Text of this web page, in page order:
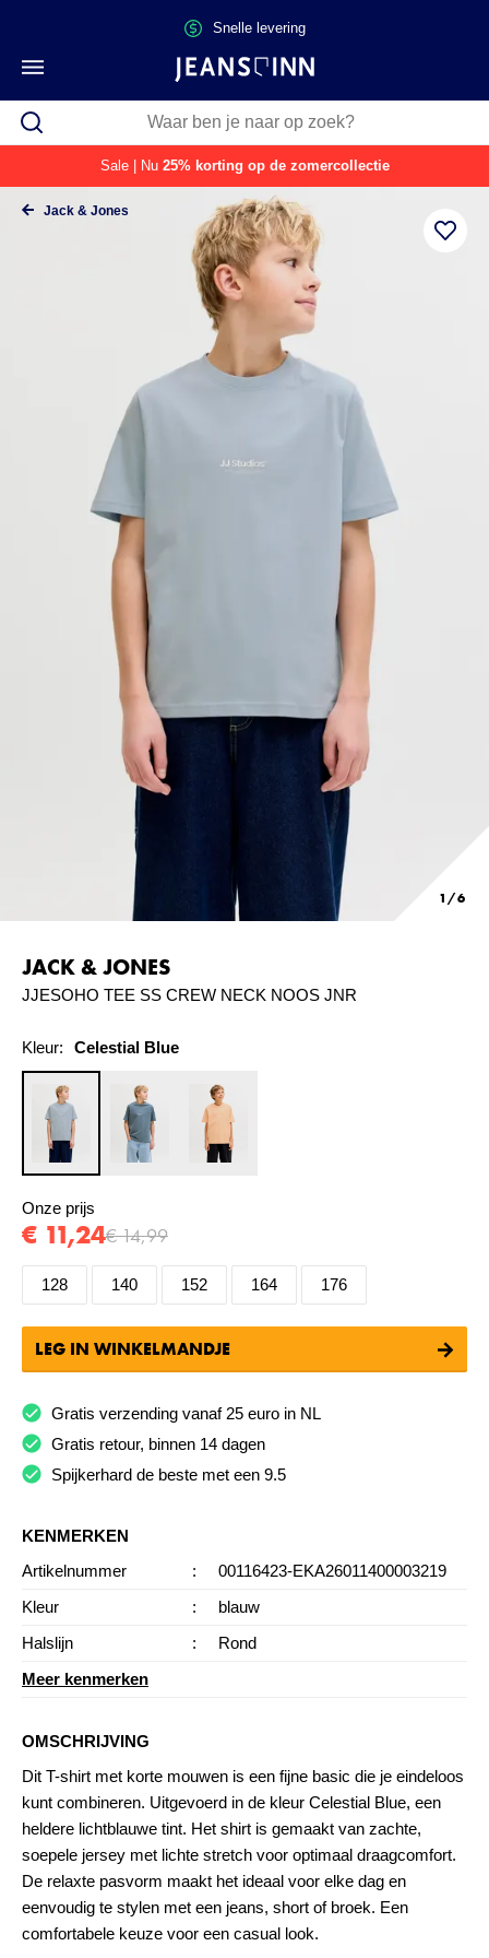
Snelle levering
Sale | Nu 25% korting op de zomercollectie
Jack & Jones
JACK & JONES
JJESOHO TEE SS CREW NECK NOOS JNR
Kleur: Celestial Blue
Onze prijs
€ 11,24€ 14,99
128 140 152 164 176
LEG IN WINKELMANDJE
Gratis verzending vanaf 25 euro in NL
Gratis retour, binnen 14 dagen
Spijkerhard de beste met een 9.5
KENMERKEN
Artikelnummer
:
00116423-EKA26011400003219
Kleur
:
blauw
Halslijn
:
Rond
Meer kenmerken
OMSCHRIJVING
Dit T-shirt met korte mouwen is een fijne basic die je eindeloos
kunt combineren. Uitgevoerd in de kleur Celestial Blue, een
heldere lichtblauwe tint. Het shirt is gemaakt van zachte,
soepele jersey met lichte stretch voor optimaal draagcomfort.
De relaxte pasvorm maakt het ideaal voor elke dag en
eenvoudig te stylen met een jeans, short of broek. Een
comfortabele keuze voor een casual look.